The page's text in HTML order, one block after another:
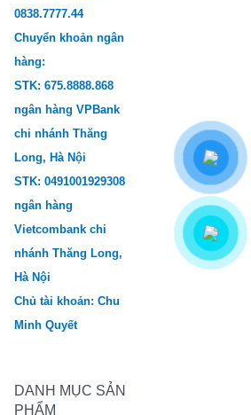
0838.7777.44
Chuyển khoản ngân
hàng:
STK: 675.8888.868
ngân hàng VPBank
chi nhánh Thăng
Long, Hà Nội
STK: 0491001929308
ngân hàng
Vietcombank chi
nhánh Thăng Long,
Hà Nội
Chủ tài khoản: Chu
Minh Quyết
DANH MỤC SẢN
PHẨM